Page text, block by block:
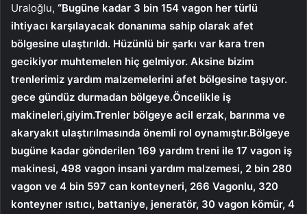
Uraloğlu, “Bugüne kadar 3 bin 154 vagon her türlü
ihtiyacı karşılayacak donanıma sahip olarak afet
bölgesine ulaştırıldı. Hüzünlü bir şarkı var kara tren
gecikiyor muhtemelen hiç gelmiyor. Aksine bizim
trenlerimiz yardım malzemelerini afet bölgesine taşıyor.
gece gündüz durmadan bölgeye.Öncelikle iş
makineleri,giyim.Trenler bölgeye acil erzak, barınma ve
akaryakıt ulaştırılmasında önemli rol oynamıştır.Bölgeye
bugüne kadar gönderilen 169 yardım treni ile 17 vagon iş
makinesi, 498 vagon insani yardım malzemesi, 2 bin 280
vagon ve 4 bin 597 can konteyneri, 266 Vagonlu, 320
konteyner ısıtıcı, battaniye, jeneratör, 30 vagon kömür, 4